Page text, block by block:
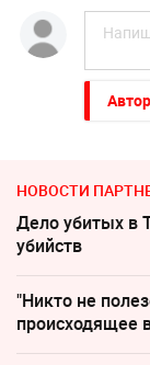
НОВОСТИ
Дело убитых в
убийств
"Никто не
происходящее